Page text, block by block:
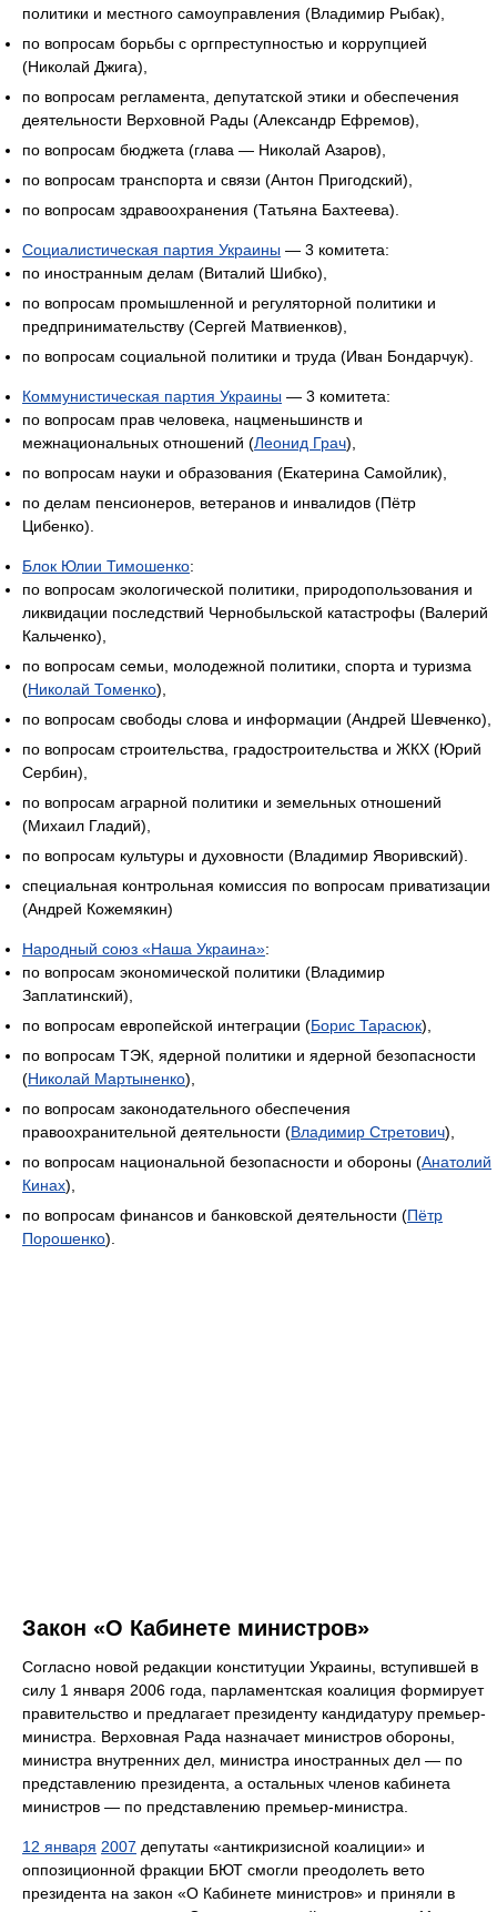
политики и местного самоуправления (Владимир Рыбак),
по вопросам борьбы с оргпреступностью и коррупцией
(Николай Джига),
по вопросам регламента, депутатской этики и обеспечения
деятельности Верховной Рады (Александр Ефремов),
по вопросам бюджета (глава — Николай Азаров),
по вопросам транспорта и связи (Антон Пригодский),
по вопросам здравоохранения (Татьяна Бахтеева).
Социалистическая партия Украины — 3 комитета:
по иностранным делам (Виталий Шибко),
по вопросам промышленной и регуляторной политики и
предпринимательству (Сергей Матвиенков),
по вопросам социальной политики и труда (Иван Бондарчук).
Коммунистическая партия Украины — 3 комитета:
по вопросам прав человека, нацменьшинств и
межнациональных отношений (Леонид Грач),
по вопросам науки и образования (Екатерина Самойлик),
по делам пенсионеров, ветеранов и инвалидов (Пётр
Цибенко).
Блок Юлии Тимошенко:
по вопросам экологической политики, природопользования и
ликвидации последствий Чернобыльской катастрофы (Валерий
Кальченко),
по вопросам семьи, молодежной политики, спорта и туризма
(Николай Томенко),
по вопросам свободы слова и информации (Андрей Шевченко),
по вопросам строительства, градостроительства и ЖКХ (Юрий
Сербин),
по вопросам аграрной политики и земельных отношений
(Михаил Гладий),
по вопросам культуры и духовности (Владимир Яворивский).
специальная контрольная комиссия по вопросам приватизации
(Андрей Кожемякин)
Народный союз «Наша Украина»:
по вопросам экономической политики (Владимир
Заплатинский),
по вопросам европейской интеграции (Борис Тарасюк),
по вопросам ТЭК, ядерной политики и ядерной безопасности
(Николай Мартыненко),
по вопросам законодательного обеспечения
правоохранительной деятельности (Владимир Стретович),
по вопросам национальной безопасности и обороны (Анатолий
Кинах),
по вопросам финансов и банковской деятельности (Пётр
Порошенко).
Закон «О Кабинете министров»
Согласно новой редакции конституции Украины, вступившей в
силу 1 января 2006 года, парламентская коалиция формирует
правительство и предлагает президенту кандидатуру премьер-
министра. Верховная Рада назначает министров обороны,
министра внутренних дел, министра иностранных дел — по
представлению президента, а остальных членов кабинета
министров — по представлению премьер-министра.
12 января 2007 депутаты «антикризисной коалиции» и
оппозиционной фракции БЮТ смогли преодолеть вето
президента на закон «О Кабинете министров» и приняли в